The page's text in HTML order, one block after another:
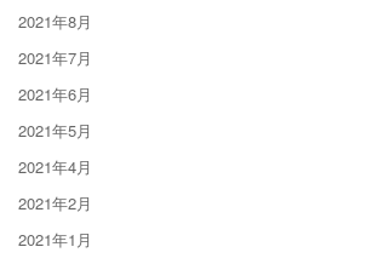
2021年8月
2021年7月
2021年6月
2021年5月
2021年4月
2021年2月
2021年1月